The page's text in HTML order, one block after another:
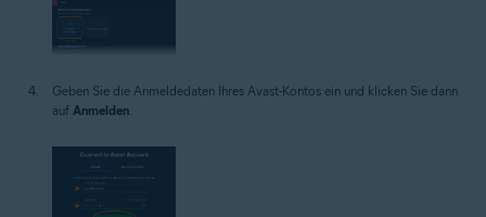
Geben Sie die Anmeldedaten Ihres Avast-Kontos ein und klicken Sie dann
auf Anmelden.